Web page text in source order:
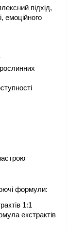
підхід,
емоційного
формули:
1:1